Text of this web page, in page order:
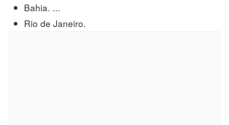
Bahia. ...
Rio de Janeiro.